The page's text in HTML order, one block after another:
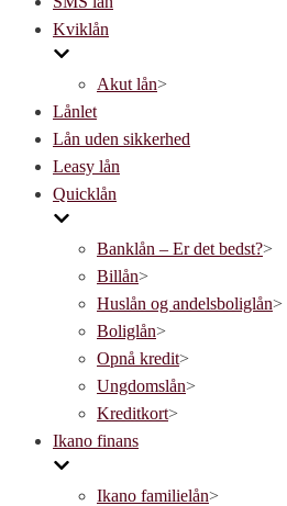
navigation
Kviklån
Akut lån>
Lånlet
Lån uden sikkerhed
Leasy lån
Quicklån
Banklån – Er det bedst?>
Billån>
Huslån og andelsboliglån>
Boliglån>
Opnå kredit>
Ungdomslån>
Kreditkort>
Ikano finans
Ikano familielån>